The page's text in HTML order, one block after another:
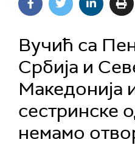
Вучић са
Србија и
Македонија
сестринске
немамо